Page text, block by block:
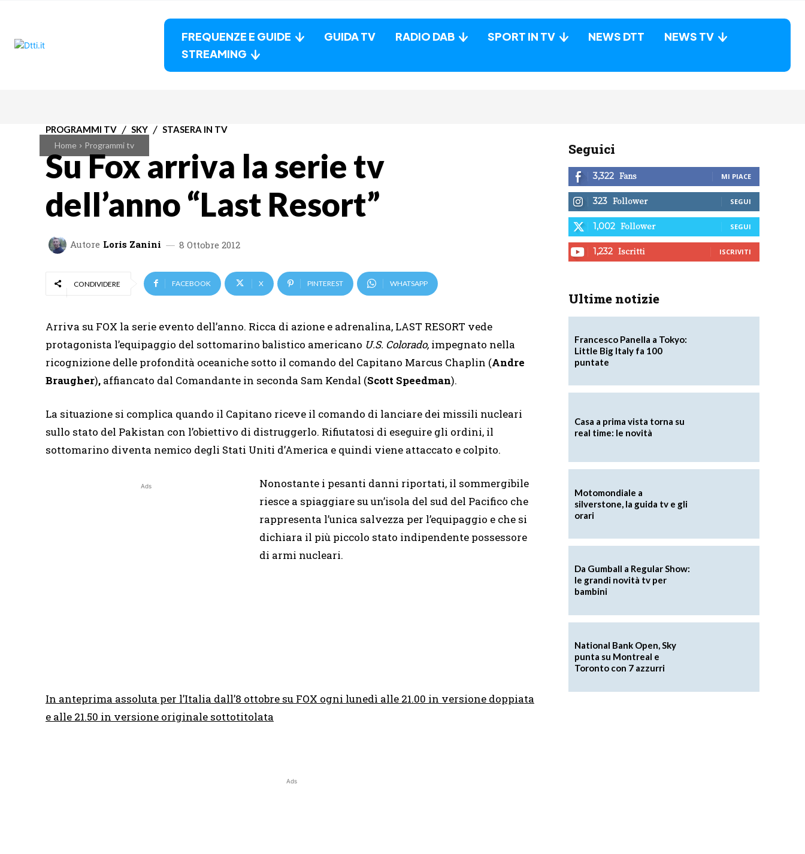
FREQUENZE E GUIDE GUIDA TV RADIO DAB SPORT IN TV NEWS DTT
NEWS TV
STREAMING
Home Programmi tv
PROGRAMMI TV SKY STASERA IN TV
Su Fox arriva la serie tv
dell’anno “Last Resort”
Autore Loris Zanini 8 Ottobre 2012
CONDIVIDERE FACEBOOK X PINTEREST WHATSAPP
Arriva su FOX la serie evento dell’anno. Ricca di azione e adrenalina, LAST RESORT vede
protagonista l’equipaggio del sottomarino balistico americano U.S. Colorado, impegnato nella
ricognizione delle profondità oceaniche sotto il comando del Capitano Marcus Chaplin (Andre
Braugher), affiancato dal Comandante in seconda Sam Kendal (Scott Speedman).
La situazione si complica quando il Capitano riceve il comando di lanciare dei missili nucleari
sullo stato del Pakistan con l’obiettivo di distruggerlo. Rifiutatosi di eseguire gli ordini, il
sottomarino diventa nemico degli Stati Uniti d’America e quindi viene attaccato e colpito.
Ads
Nonostante i pesanti danni riportati, il sommergibile
riesce a spiaggiare su un’isola del sud del Pacifico che
rappresenta l’unica salvezza per l’equipaggio e che si
dichiara il più piccolo stato indipendente possessore
di armi nucleari.
In anteprima assoluta per l’Italia dall’8 ottobre su FOX ogni lunedì alle 21.00 in versione doppiata
e alle 21.50 in versione originale sottotitolata
Ads
Seguici
3,322 Fans MI PIACE
323 Follower SEGUI
1,002 Follower SEGUI
1,232 Iscritti ISCRIVITI
Ultime notizie
Francesco Panella a Tokyo:
Little Big Italy fa 100
puntate
Casa a prima vista torna su
real time: le novità
Motomondiale a
silverstone, la guida tv e gli
orari
Da Gumball a Regular Show:
le grandi novità tv per
bambini
National Bank Open, Sky
punta su Montreal e
Toronto con 7 azzurri